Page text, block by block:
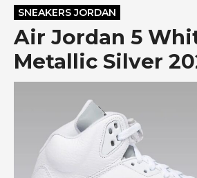
SNEAKERS JORDAN
Air Jordan 5
Metallic Silver